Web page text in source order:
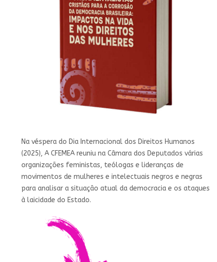
Na véspera do Dia Internacional dos Direitos Humanos
(2025), A CFEMEA reuniu na Câmara dos Deputados várias
organizações feministas, teólogas e lideranças de
movimentos de mulheres e intelectuais negros e negras
para analisar a situação atual da democracia e os ataques
à laicidade do Estado.